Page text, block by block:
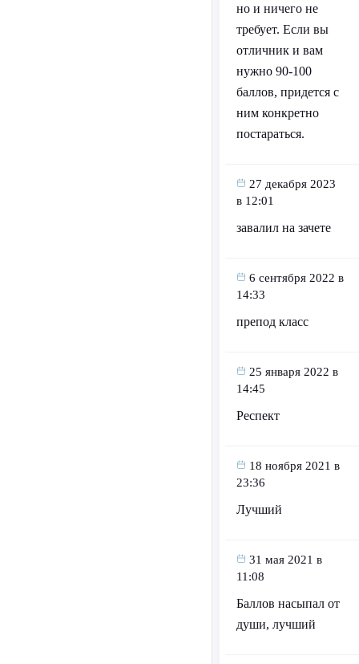
но и ничего не
требует. Если вы
отличник и вам
нужно 90-100
баллов, придется с
ним конкретно
постараться.
27 декабря 2023
в 12:01
завалил на зачете
6 сентября 2022 в
14:33
препод класс
25 января 2022 в
14:45
Респект
18 ноября 2021 в
23:36
Лучший
31 мая 2021 в
11:08
Баллов насыпал от
души, лучший